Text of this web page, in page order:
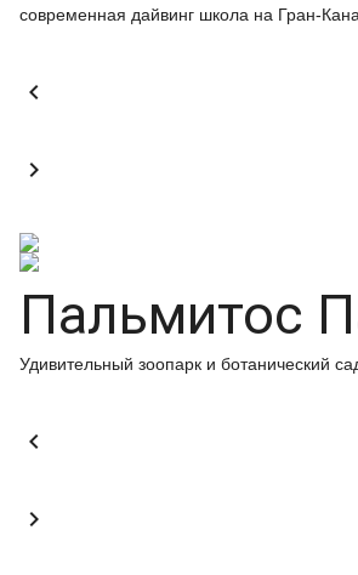
современная дайвинг школа на Гран-


Пальмитос
Удивительный зоопарк и ботанический

